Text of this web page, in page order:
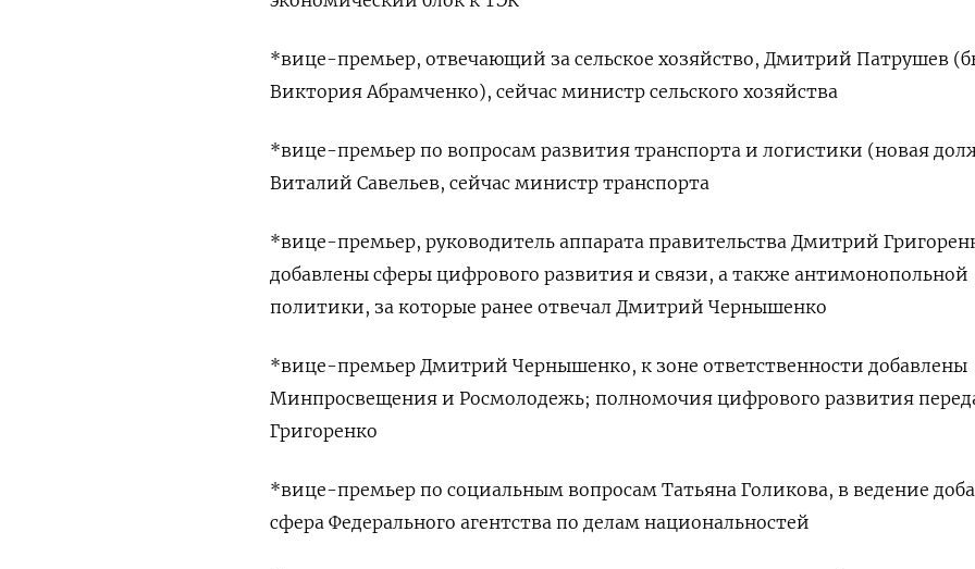
*вице-премьер, отвечающий за сельское хозяйство, Дмитрий Патрушев
Виктория Абрамченко), сейчас министр сельского хозяйства
*вице-премьер по вопросам развития транспорта и логистики (новая
Виталий Савельев, сейчас министр транспорта
*вице-премьер, руководитель аппарата правительства Дмитрий
добавлены сферы цифрового развития и связи, а также антимонопольной
политики, за которые ранее отвечал Дмитрий Чернышенко
*вице-премьер Дмитрий Чернышенко, к зоне ответственности добавлены
Минпросвещения и Росмолодежь; полномочия цифрового развития
Григоренко
*вице-премьер по социальным вопросам Татьяна Голикова, в ведение
сфера Федерального агентства по делам национальностей